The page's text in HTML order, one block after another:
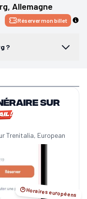
, Allemagne
Réserver mon billet
?
sur
Trenitalia, European
🕑 Horaires européens